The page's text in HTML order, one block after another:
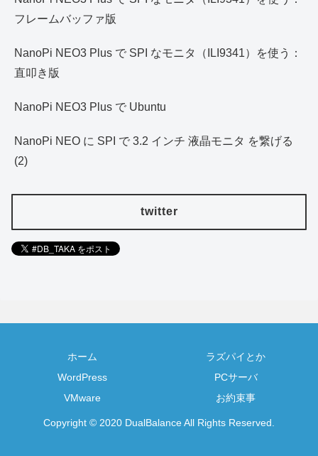
フレームバッファ版
NanoPi NEO3 Plus で SPI なモニタ（ILI9341）を使う：
直叩き版
NanoPi NEO3 Plus で Ubuntu
NanoPi NEO に SPI で 3.2 インチ 液晶モニタ を繋げる
(2)
twitter
ホーム
ラズパイとか
WordPress
PCサーバ
VMware
お約束事
Copyright © 2020 DualBalance All Rights Reserved.